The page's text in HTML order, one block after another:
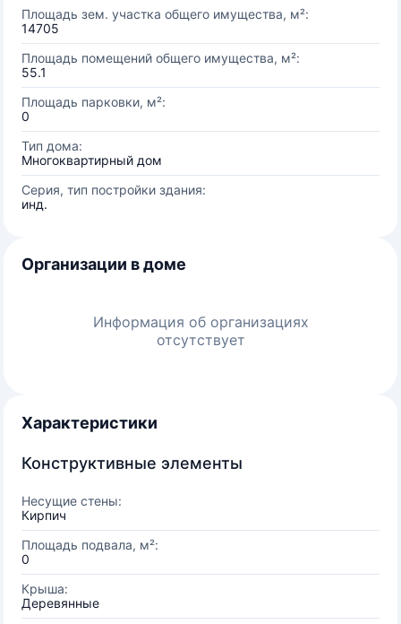
Площадь зем. участка общего имущества, м²:
14705
Площадь помещений общего имущества, м²:
55.1
Площадь парковки, м²:
0
Тип дома:
Многоквартирный дом
Серия, тип постройки здания:
инд.
Организации в доме
Информация об организациях
отсутствует
Характеристики
Конструктивные элементы
Несущие стены:
Кирпич
Площадь подвала, м²:
0
Крыша:
Деревянные